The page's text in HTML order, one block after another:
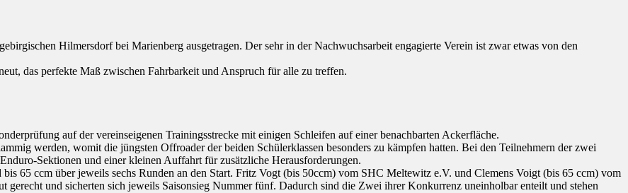
Hilmersdorf bei Marienberg ausgetragen. Der sehr in der Nachwuchsarbeit engagierte Verein ist zwar etwas von den
das perfekte Maß zwischen Fahrbarkeit und Anspruch für alle zu treffen.
auf der vereinseigenen Trainingsstrecke mit einigen Schleifen auf einer benachbarten Ackerfläche.
werden, womit die jüngsten Offroader der beiden Schülerklassen besonders zu kämpfen hatten. Bei den Teilnehmern der zwei
Sektionen und einer kleinen Auffahrt für zusätzliche Herausforderungen.
65 ccm über jeweils sechs Runden an den Start. Fritz Vogt (bis 50ccm) vom SHC Meltewitz e.V. und Clemens Voigt (bis 65 ccm) vom
gerecht und sicherten sich jeweils Saisonsieg Nummer fünf. Dadurch sind die Zwei ihrer Konkurrenz uneinholbar enteilt und stehen